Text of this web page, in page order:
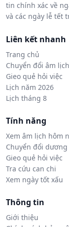
tin chính xác về
và các ngày lễ tết
Liên kết nhanh
Trang chủ
Chuyển đổi âm lịch
Gieo quẻ hỏi việc
Lịch năm 2026
Lịch tháng 8
Tính năng
Xem âm lịch hôm
Chuyển đổi
Gieo quẻ hỏi việc
Tra cứu can chi
Xem ngày tốt xấu
Thông tin
Giới thiệu